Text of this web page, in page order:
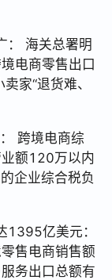
： 海关总署明
电商零售出口
家“退货难、
跨境电商综
额120万以内
企业综合税负
亿美元：
售电商销售额
务出口总额有